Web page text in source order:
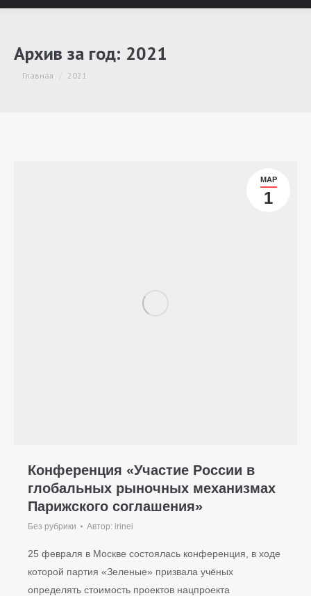
Архив за год: 2021
Вы здесь:
Главная 2021
МАР
1
Конференция «Участие России в
глобальных рыночных механизмах
Парижского соглашения»
Без рубрики Автор: irinei
25 февраля в Москве состоялась конференция, в ходе
которой партия «Зеленые» призвала учёных
определять стоимость проектов нацпроекта